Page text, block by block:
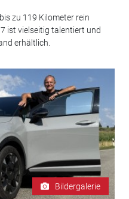
zu 119 Kilometer rein
ist vielseitig talentiert und
erhältlich.
Bildergalerie